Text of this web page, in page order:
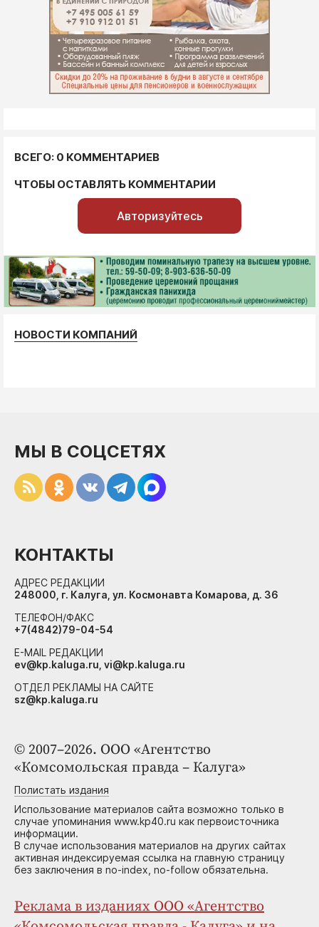
ВСЕГО: 0 КОММЕНТАРИЕВ
ЧТОБЫ ОСТАВЛЯТЬ КОММЕНТАРИИ
Авторизуйтесь
НОВОСТИ КОМПАНИЙ
© 2007–2026. ООО «Агентство
«Комсомольская правда – Калуга»
Полистать издания
Использование материалов сайта возможно только в
случае упоминания www.kp40.ru как первоисточника
информации.
В случае использования материалов на других сайтах
активная индексируемая ссылка на главную страницу
без заключения в no-index, no-follow обязательна.
Реклама в изданиях ООО «Агентство
МЫ В СОЦСЕТЯХ
КОНТАКТЫ
АДРЕС РЕДАКЦИИ
248000, г. Калуга, ул. Космонавта Комарова, д. 36
ТЕЛЕФОН/ФАКС
+7(4842)79-04-54
E-MAIL РЕДАКЦИИ
ev@kp.kaluga.ru, vi@kp.kaluga.ru
ОТДЕЛ РЕКЛАМЫ НА САЙТЕ
sz@kp.kaluga.ru